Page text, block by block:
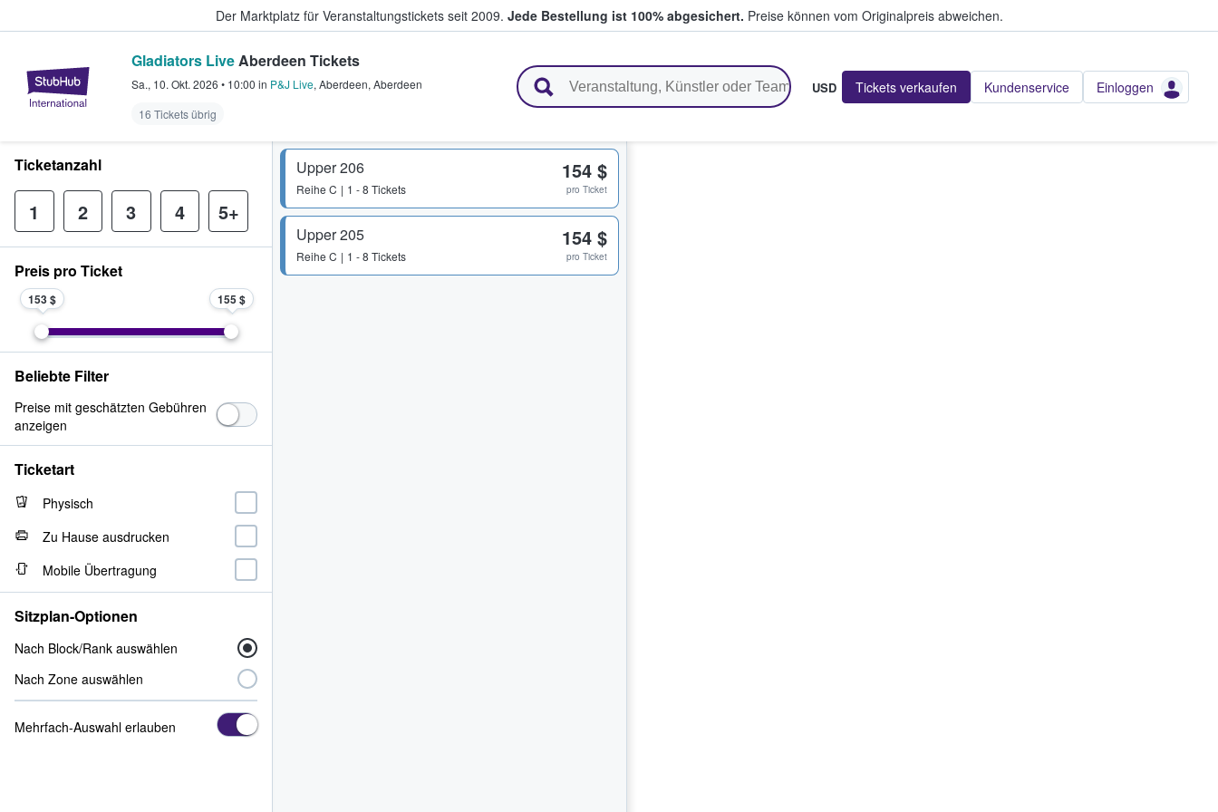
Der Marktplatz für Veranstaltungstickets seit 2009. Jede Bestellung ist 100% abgesichert. Preise können vom Originalpreis abweichen.
StubHub - Wo Fans Tickets kaufen & verkaufen
Gladiators LiveAberdeen Tickets
Sa., 10. Okt. 2026 • 10:00 in P&J Live, Aberdeen, Aberdeen
16 Tickets übrig
USD Tickets verkaufen Kundenservice Einloggen
Upper 206
Reihe C 1 - 8 Tickets
154 $
pro Ticket
Upper 205
Reihe C 1 - 8 Tickets
154 $
pro Ticket
Ticketanzahl
1 2 3 4 5+
Preis pro Ticket
153 $ 155 $
Beliebte Filter
Preise mit geschätzten Gebühren
anzeigen
Ticketart
Physisch
Zu Hause ausdrucken
Mobile Übertragung
Sitzplan-Optionen
Nach Block/Rank auswählen
Nach Zone auswählen
Mehrfach-Auswahl erlauben